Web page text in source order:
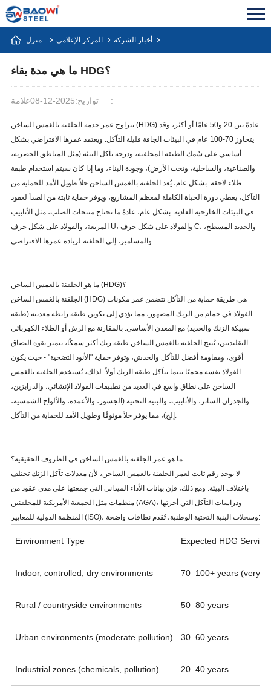
منزل . المركز الإعلامي أخبار الشركة
ما هي مدة بقاء HDG؟
تواريخ:2025-12-08 علامة:
يتراوح عمر خدمة الجلفنة بالغمس الساخن (HDG) عادةً بين 20 و50 عامًا أو أكثر، وقد
يتجاوز 70-100 عام في البيئات الجافة قليلة التآكل. ويعتمد عمرها الافتراضي بشكل
أساسي على سُمك الطبقة المجلفنة، ودرجة تآكل البيئة (مثل المناطق الحضرية،
والصناعية، والساحلية، وتحت الأرض)، وجودة البناء، وما إذا كان سيتم استخدام طبقة
طلاء لاحقة. بشكل عام، يُعد الجلفنة بالغمس الساخن حلاً طويل الأمد للحماية من
التآكل، يغطي دورة الحياة الكاملة لمعظم المشاريع، ويوفر حماية ثابتة من الصدأ لعقود
في البيئات الخارجية العادية. بشكل عام، عادةً ما تحتاج منتجات الصلب، مثل الأنابيب
المربعة، والفولاذ على شكل حرف U، والفولاذ على شكل حرف C، والحديد المسطح،
والمسامير، إلى الجلفنة لزيادة عمرها الافتراضي.
ما هو الجلفنة بالغمس الساخن (HDG)؟
الجلفنة بالغمس الساخن (HDG) هي طريقة حماية من التآكل تتضمن غمر مكونات
الفولاذ في حمام من الزنك المصهور، مما يؤدي إلى تكوين طبقة رابطة معدنية (طبقة
سبيكة الزنك والحديد) مع المعدن الأساسي. بالمقارنة مع الرش أو الطلاء الكهربائي
التقليديين، تُنتج الجلفنة بالغمس الساخن طبقة زنك أكثر سمكًا، تتميز بقوة التصاق
أقوى، ومقاومة أفضل للتآكل والخدش، وتوفر حماية "الأنود التضحية" - حيث يكون
الفولاذ نفسه محميًا بينما تتآكل طبقة الزنك أولاً. لذلك، تُستخدم الجلفنة بالغمس
الساخن على نطاق واسع في العديد من تطبيقات الفولاذ الإنشائي، والدرابزين،
والجدران الساتر، والأنابيب، والبنية التحتية (الجسور، والأعمدة، والألواح الشمسية،
إلخ)، مما يوفر حلاً موثوقًا وطويل الأمد للحماية من التآكل.
ما هو عمر الجلفنة بالغمس الساخن في الظروف الحقيقية؟
لا يوجد رقم ثابت لعمر الجلفنة بالغمس الساخن، لأن معدلات تآكل الزنك تختلف
باختلاف البيئة. ومع ذلك، فإن بيانات الأداء الميداني التي جمعتها على مدى عقود من
منظمات مثل الجمعية الأمريكية للمجلفنين (AGA)، ودراسات التآكل التي أجرتها
المنظمة الدولية للمعايير (ISO)، وسجلات البنية التحتية الوطنية، تُقدم نطاقات واضحة:
Environment Type Expected HDG Service
Indoor, controlled, dry environments 70–100+ years (very
Rural / countryside environments 50–80 years
Urban environments (moderate pollution) 30–60 years
Industrial zones (chemicals, pollution) 20–40 years